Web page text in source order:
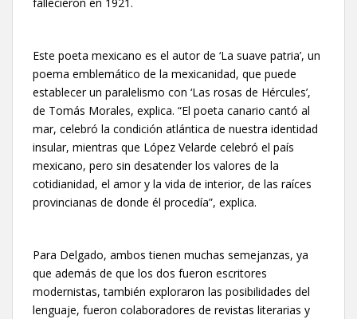
Este poeta mexicano es el autor de ‘La suave patria’, un
poema emblemático de la mexicanidad, que puede
establecer un paralelismo con ‘Las rosas de Hércules’,
de Tomás Morales, explica. “El poeta canario cantó al
mar, celebró la condición atlántica de nuestra identidad
insular, mientras que López Velarde celebró el país
mexicano, pero sin desatender los valores de la
cotidianidad, el amor y la vida de interior, de las raíces
provincianas de donde él procedía”, explica.
Para Delgado, ambos tienen muchas semejanzas, ya
que además de que los dos fueron escritores
modernistas, también exploraron las posibilidades del
lenguaje, fueron colaboradores de revistas literarias y